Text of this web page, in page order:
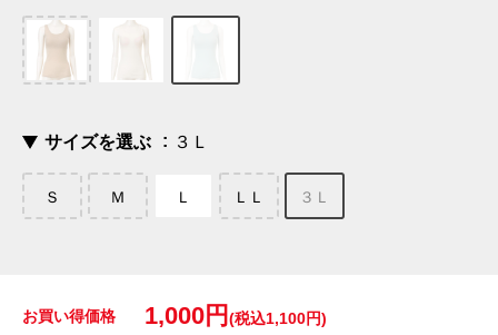
サイズを選ぶ ３Ｌ
Ｓ Ｍ Ｌ ＬＬ ３Ｌ
お買い得価格 1,000円 (税込1,100円)